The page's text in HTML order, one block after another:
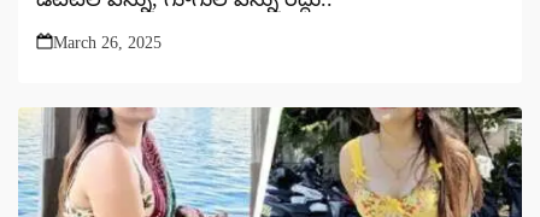
March 26, 2025